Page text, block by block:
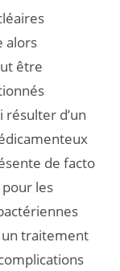
alors
être
d’un
de facto
les
un traitement